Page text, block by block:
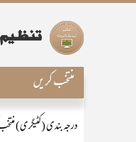
منتخب کریں
درجہ بندی (کٹیگری)